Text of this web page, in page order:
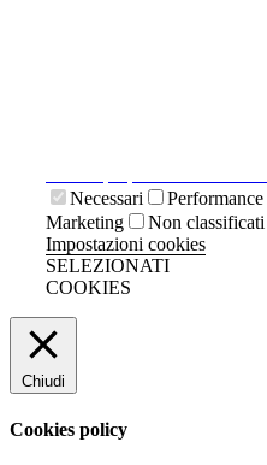
Necessari
Performance
Marketing
Non classificati
Impostazioni cookies
SELEZIONATI
COOKIES
Chiudi
Cookies policy